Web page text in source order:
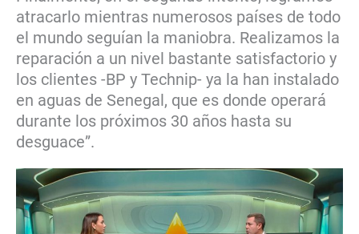
atracarlo mientras numerosos países de todo
el mundo seguían la maniobra. Realizamos la
reparación a un nivel bastante satisfactorio y
los clientes -BP y Technip- ya la han instalado
en aguas de Senegal, que es donde operará
durante los próximos 30 años hasta su
desguace”.